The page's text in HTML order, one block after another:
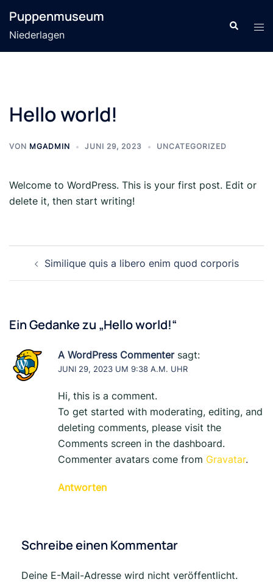
Inhalt
springen
Puppenmuseum
Niederlagen
Suche
Hello world!
VON MGADMIN JUNI 29, 2023 UNCATEGORIZED
Welcome to WordPress. This is your first post. Edit or
delete it, then start writing!
Beitrags-
Navigation
Similique quis a libero enim quod corporis
Ein Gedanke zu „Hello world!“
A WordPress Commenter sagt:
JUNI 29, 2023 UM 9:38 A.M. UHR
Hi, this is a comment.
To get started with moderating, editing, and
deleting comments, please visit the
Comments screen in the dashboard.
Commenter avatars come from Gravatar.
Antworten
Schreibe einen Kommentar
Deine E-Mail-Adresse wird nicht veröffentlicht.